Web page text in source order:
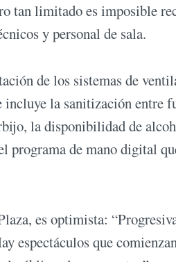
tan limitado es imposible
y personal de sala.
de los sistemas de
incluye la sanitización entre
la disponibilidad de
de mano digital
es optimista:
espectáculos que